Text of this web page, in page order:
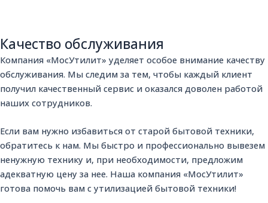
a
t
s
a
p
p
Качество обслуживания
Компания «МосУтилит» уделяет особое внимание качеству
обслуживания. Мы следим за тем, чтобы каждый клиент
получил качественный сервис и оказался доволен работой
наших сотрудников.
Если вам нужно избавиться от старой бытовой техники,
обратитесь к нам. Мы быстро и профессионально вывезем
ненужную технику и, при необходимости, предложим
адекватную цену за нее. Наша компания «МосУтилит»
готова помочь вам с утилизацией бытовой техники!